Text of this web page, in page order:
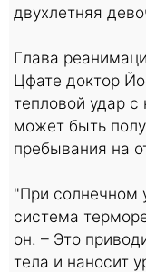
двухлетняя
Глава
Цфате доктор
тепловой удар
может быть
пребывания на
"При солнечном
система
он. – Это
тела и наносит